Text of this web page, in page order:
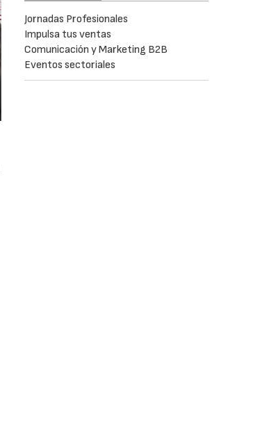
Jornadas Profesionales
Impulsa tus ventas
Comunicación y Marketing B2B
Eventos sectoriales